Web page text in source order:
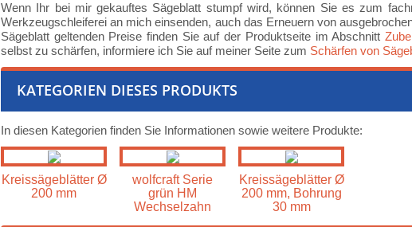
Wenn Ihr bei mir gekauftes Sägeblatt stumpf wird, können Sie es zum
Werkzeugschleiferei an mich einsenden, auch das Erneuern von
Sägeblatt geltenden Preise finden Sie auf der Produktseite im Abschnitt
selbst zu schärfen, informiere ich Sie auf meiner Seite zum Schärfen von
KATEGORIEN DIESES PRODUKTS
In diesen Kategorien finden Sie Informationen sowie weitere Produkte:
Kreissägeblätter Ø
200 mm
wolfcraft Serie
grün HM
Wechselzahn
Kreissägeblätter Ø
200 mm, Bohrung
30 mm